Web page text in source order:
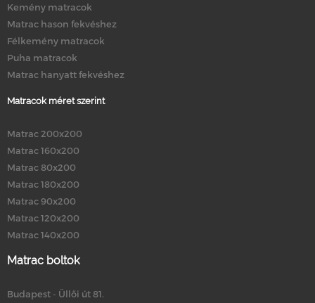
Kemény matracok
Matrac hason fekvéshez
Félkemény matracok
Puha matracok
Matrac hanyatt fekvéshez
Matracok méret szerint
Matrac 200x200
Matrac 160x200
Matrac 80x200
Matrac 180x200
Matrac 90x200
Matrac 120x200
Matrac 140x200
Matrac boltok
Budapest - Üllői út 81.